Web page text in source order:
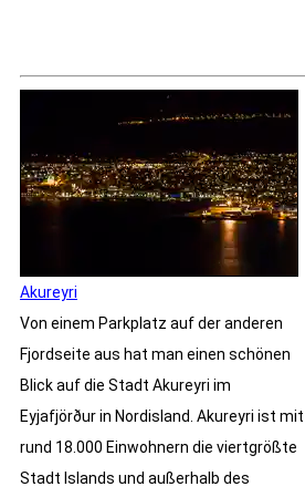
Akureyri
Von einem Parkplatz auf der anderen
Fjordseite aus hat man einen schönen
Blick auf die Stadt Akureyri im
Eyjafjörður in Nordisland. Akureyri ist mit
rund 18.000 Einwohnern die viertgrößte
Stadt Islands und außerhalb des